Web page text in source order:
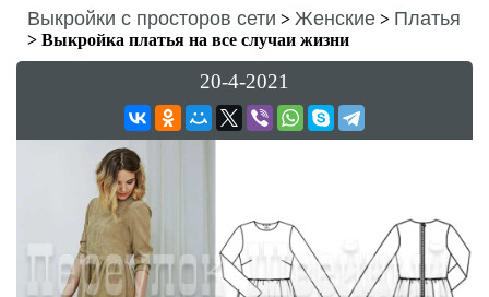
Выкройки с просторов сети > Женские > Платья
> Выкройка платья на все случаи жизни
20-4-2021